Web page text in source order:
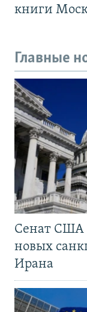
книги
Главные
Сенат США
новых
Ирана